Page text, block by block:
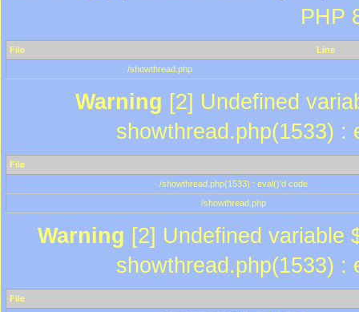
PHP
File
Line
/showthread.php
Warning [2] Undefined
showthread.php(1533) :
File
/showthread.php(1533) : eval()'d code
/showthread.php
Warning [2] Undefined variable
showthread.php(1533) :
File